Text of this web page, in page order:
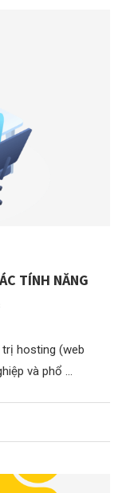
TÍNH NĂNG
hosting (web
và phổ …